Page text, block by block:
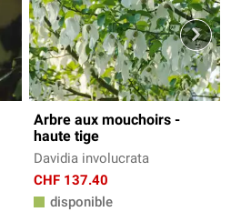
Arbre aux mouchoirs -
haute tige
Davidia involucrata
CHF 137.40
disponible